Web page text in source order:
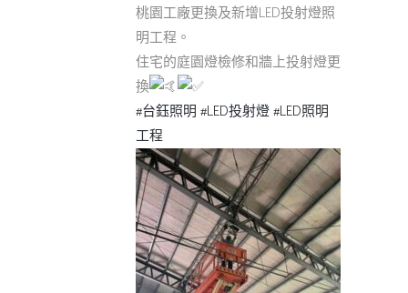
桃園工廠更換及新增LED投射燈照
明工程。
住宅的庭園燈檢修和牆上投射燈更
換
#台鈺照明 #LED投射燈#LED照明
工程